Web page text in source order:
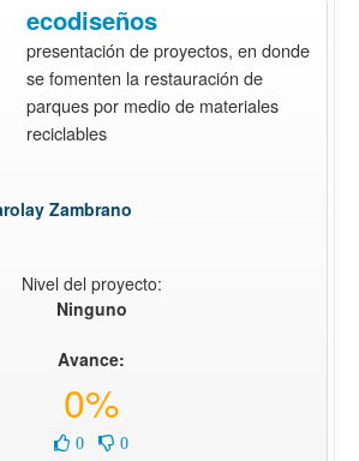
ecodiseños
presentación de proyectos, en donde
se fomenten la restauración de
parques por medio de materiales
reciclables
Zambrano
Nivel del proyecto:
Ninguno
Avance:
0%
0 0